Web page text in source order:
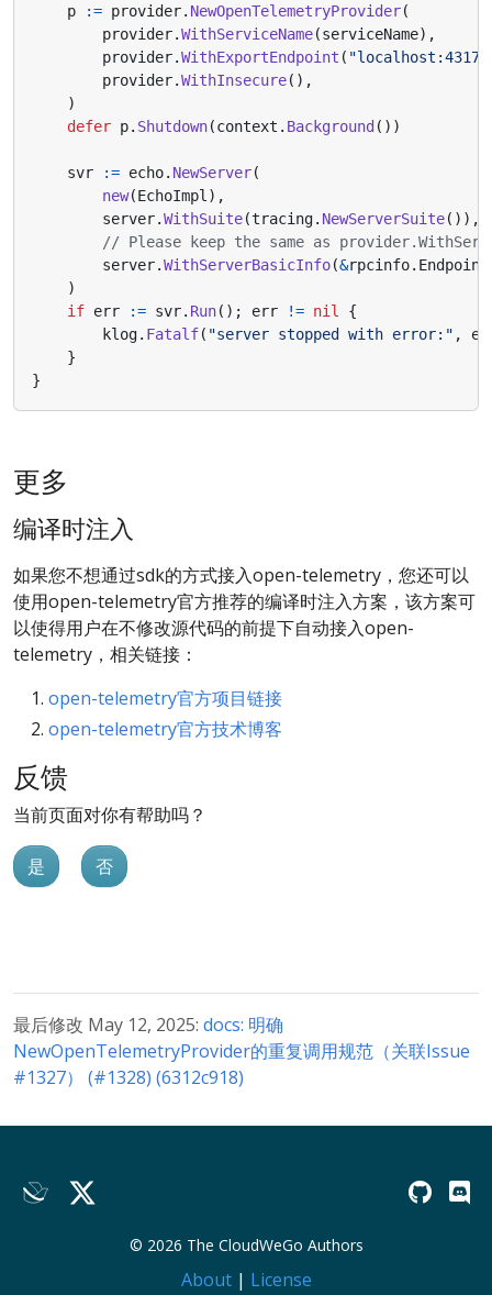
p := provider. NewOpenTelemetryProvider(
provider.WithServiceName(serviceName),
provider.WithExportEndpoint ( "localhost:4317"
provider.WithInsecure(),
)
defer p. Shutdown(context . Background ())
svr := echo. NewServer(
new(EchoImpl ),
server.WithSuite(tracing. NewServerSuite()),
// Please keep the same as
server.WithServerBasicInfo(&rpcinfo.
)
if err := svr. Run(); err != nil
{
klog. Fatalf( "server stopped with error:" ,
}
}
更多
编译时注入
如果您不想通过sdk的方式接入open-telemetry，您还可以
使用open-telemetry官方推荐的编译时注入方案，该方案可
以使得用户在不修改源代码的前提下自动接入open-
telemetry，相关链接：
open-telemetry官方项目链接
open-telemetry官方技术博客
反馈
当前页面对你有帮助吗？
是 否
最后修改 May 12, 2025: docs: 明确
NewOpenTelemetryProvider的重复调用规范（关联Issue
#1327） (#1328) (6312c918)
© 2026 The CloudWeGo Authors
About| License